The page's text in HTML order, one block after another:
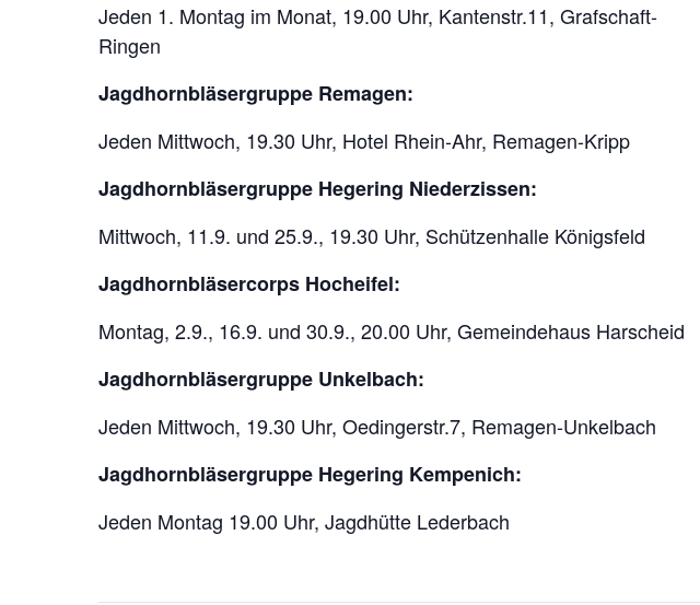
Jeden 1. Montag im Monat, 19.00 Uhr, Kantenstr.11, Grafschaft-
Ringen
Jagdhornbläsergruppe Remagen:
Jeden Mittwoch, 19.30 Uhr, Hotel Rhein-Ahr, Remagen-Kripp
Jagdhornbläsergruppe Hegering Niederzissen:
Mittwoch, 11.9. und 25.9., 19.30 Uhr, Schützenhalle Königsfeld
Jagdhornbläsercorps Hocheifel:
Montag, 2.9., 16.9. und 30.9., 20.00 Uhr, Gemeindehaus Harscheid
Jagdhornbläsergruppe Unkelbach:
Jeden Mittwoch, 19.30 Uhr, Oedingerstr.7, Remagen-Unkelbach
Jagdhornbläsergruppe Hegering Kempenich:
Jeden Montag 19.00 Uhr, Jagdhütte Lederbach